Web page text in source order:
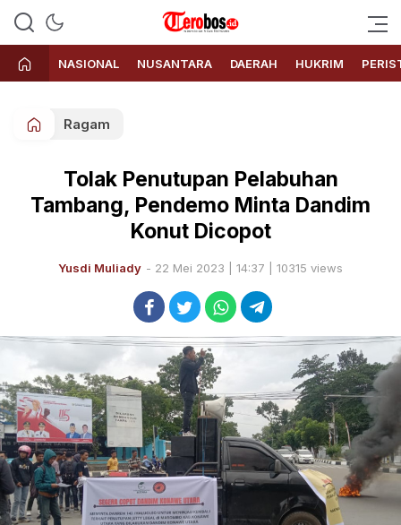
Terobos.id – Kabar terkini dari
Indonesia
Media siber yang menyajikan
berita terbaru dan kabar terkini
dari Indonesia untuk dunia
NASIONAL NUSANTARA DAERAH HUKRIM
Ragam
Tolak Penutupan Pelabuhan
Tambang, Pendemo Minta Dandim
Konut Dicopot
Yusdi Muliady - 22 Mei 2023 | 14:37 | 10315 views